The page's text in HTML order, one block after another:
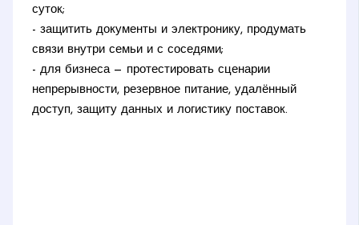
суток;
- защитить документы и электронику, продумать
связи внутри семьи и с соседями;
- для бизнеса — протестировать сценарии
непрерывности, резервное питание, удалённый
доступ, защиту данных и логистику поставок.